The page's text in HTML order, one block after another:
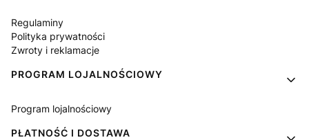
Regulaminy
Polityka prywatności
Zwroty i reklamacje
PROGRAM LOJALNOŚCIOWY
Program lojalnościowy
PŁATNOŚĆ I DOSTAWA